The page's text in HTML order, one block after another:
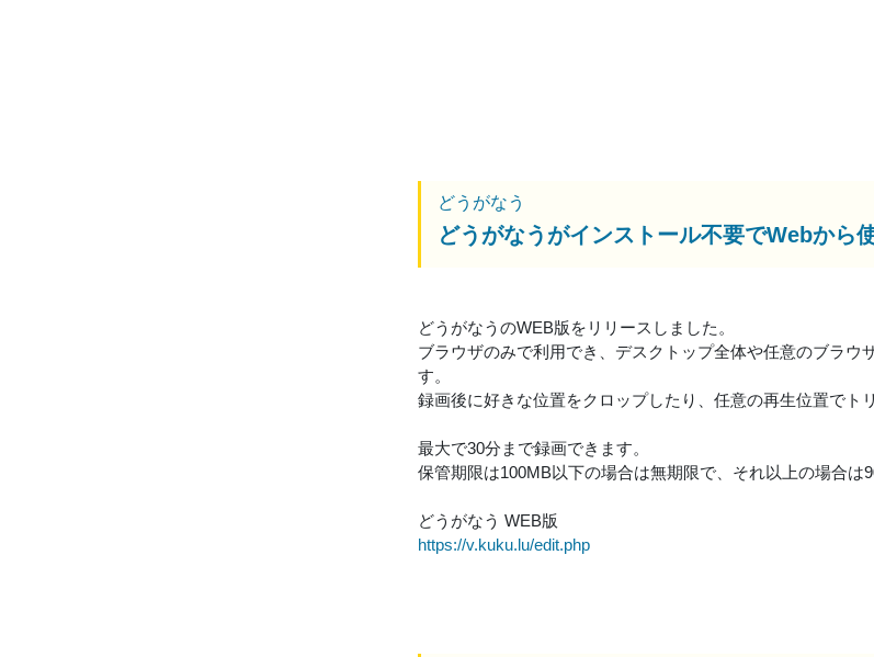
どうがなう
どうがなうがインストール不要でWebから
どうがなうのWEB版をリリースしました。
ブラウザのみで利用でき、デスクトップ全体や任意のブラウ
す。
録画後に好きな位置をクロップしたり、任意の再生位置でト
最大で30分まで録画できます。
保管期限は100MB以下の場合は無期限で、それ以上の場合は
どうがなう WEB版
https://v.kuku.lu/edit.php